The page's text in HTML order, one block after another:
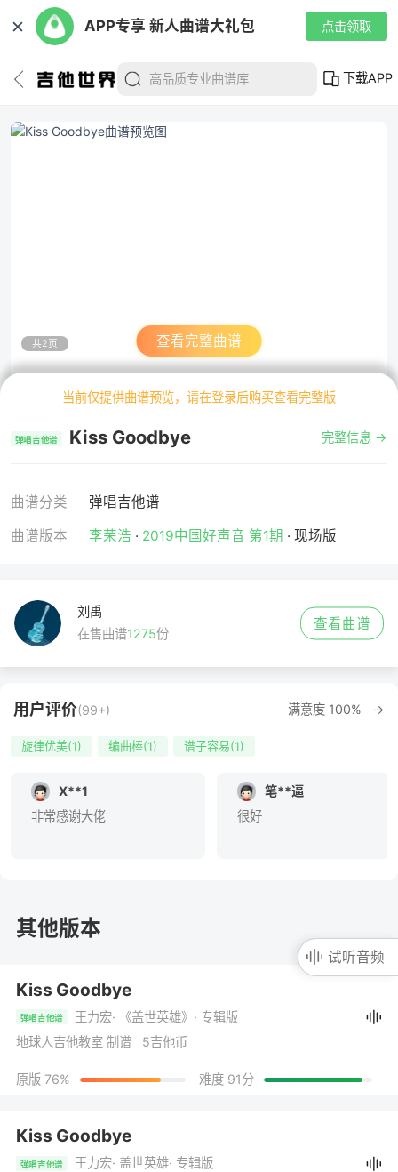
✕ APP专享 新人曲谱大礼包 点击领取
下载APP
共2页 查看完整曲谱
当前仅提供曲谱预览，请在登录后购买查看完整版
完整信息 →
弹唱吉他谱 Kiss Goodbye
曲谱分类
弹唱吉他谱
曲谱版本
李荣浩 · 2019中国好声音 第1期 · 现场版
刘禹
在售曲谱1275份
查看曲谱
满意度 100% →
用户评价(99+)
旋律优美(1) 编曲棒(1) 谱子容易(1)
X**1
非常感谢大佬
笔**逼
很好
其他版本
Kiss Goodbye
弹唱吉他谱 王力宏· 《盖世英雄》 · 专辑版
地球人吉他教室 制谱 5吉他币
原版 76% 难度 91分
Kiss Goodbye
弹唱吉他谱 王力宏· 盖世英雄· 专辑版
试听音频